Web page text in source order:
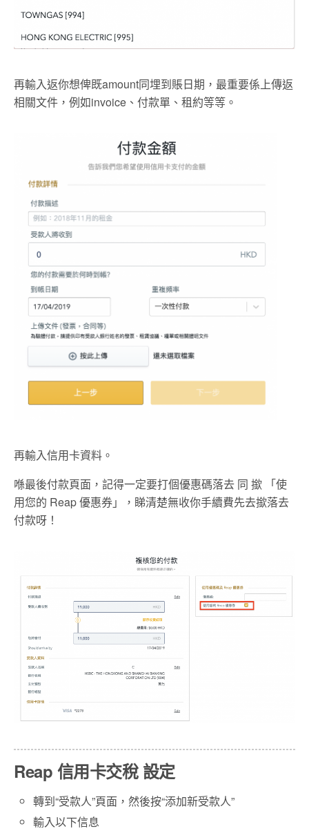
再輸入返你想俾既amount同埋到賬日期，最重要係上傳返
相關文件，例如invoice、付款單、租約等等。
再輸入信用卡資料。
喺最後付款頁面，記得一定要打個優惠碼落去 同 撳 「使
用您的 Reap 優惠券」，睇清楚無收你手續費先去撳落去
付款呀！
Reap 信用卡交稅 設定
轉到“受款人”頁面，然後按“添加新受款人”
輸入以下信息